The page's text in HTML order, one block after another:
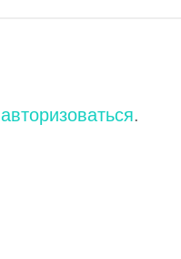
авторизоваться.